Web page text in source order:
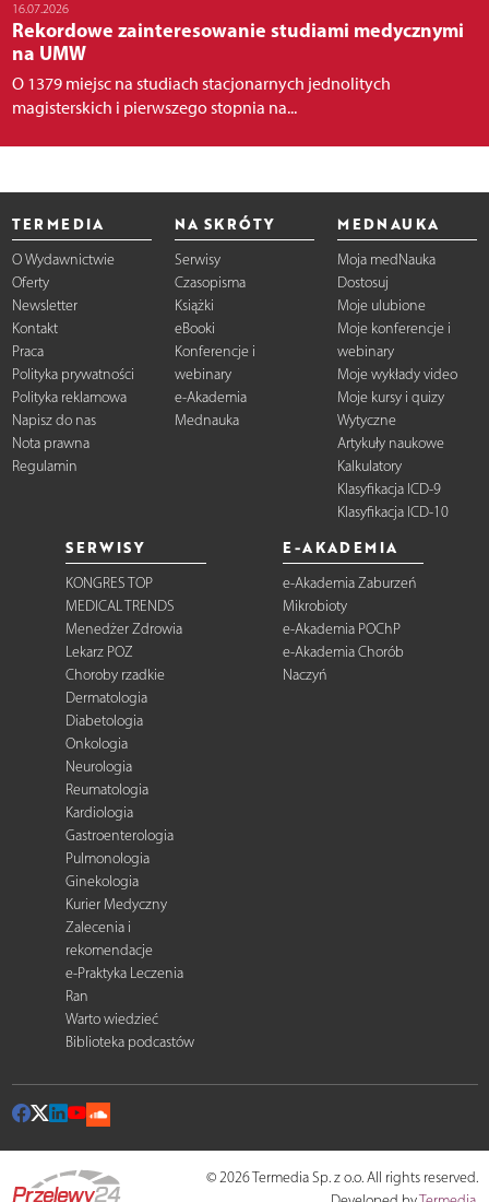
16.07.2026
Rekordowe zainteresowanie studiami medycznymi
na UMW
O 1379 miejsc na studiach stacjonarnych jednolitych
magisterskich i pierwszego stopnia na...
TERMEDIA
O Wydawnictwie
Oferty
Newsletter
Kontakt
Praca
Polityka prywatności
Polityka reklamowa
Napisz do nas
Nota prawna
Regulamin
NA SKRÓTY
Serwisy
Czasopisma
Książki
eBooki
Konferencje i
webinary
e-Akademia
Mednauka
MEDNAUKA
Moja medNauka
Dostosuj
Moje ulubione
Moje konferencje i
webinary
Moje wykłady video
Moje kursy i quizy
Wytyczne
Artykuły naukowe
Kalkulatory
Klasyfikacja ICD-9
Klasyfikacja ICD-10
SERWISY
KONGRES TOP
MEDICAL TRENDS
Menedżer Zdrowia
Lekarz POZ
Choroby rzadkie
Dermatologia
Diabetologia
Onkologia
Neurologia
Reumatologia
Kardiologia
Gastroenterologia
Pulmonologia
Ginekologia
Kurier Medyczny
Zalecenia i
rekomendacje
e-Praktyka Leczenia
Ran
Warto wiedzieć
Biblioteka podcastów
E-AKADEMIA
e-Akademia Zaburzeń
Mikrobioty
e-Akademia POChP
e-Akademia Chorób
Naczyń
© 2026 Termedia Sp. z o.o. All rights reserved.